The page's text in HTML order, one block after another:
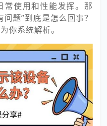
常使用和性能发挥。那
题”到底是怎么回事？
你系统解析。